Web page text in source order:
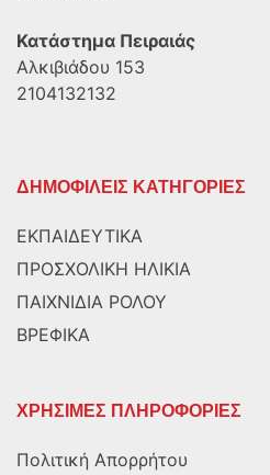
Κατάστημα Πειραιάς
Αλκιβιάδου 153
2104132132
ΔΗΜΟΦΙΛΕΙΣ ΚΑΤΗΓΟΡΙΕΣ
ΕΚΠΑΙΔΕΥΤΙΚΑ
ΠΡΟΣΧΟΛΙΚΗ ΗΛΙΚΙΑ
ΠΑΙΧΝΙΔΙΑ ΡΟΛΟΥ
ΒΡΕΦΙΚΑ
ΧΡΗΣΙΜΕΣ ΠΛΗΡΟΦΟΡΙΕΣ
Πολιτική Απορρήτου